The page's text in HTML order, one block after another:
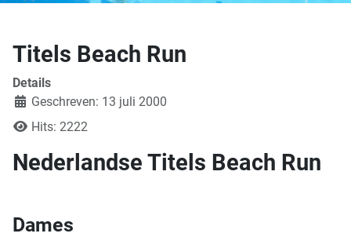
Titels Beach Run
Details
Geschreven: 13 juli 2000
Hits: 2222
Nederlandse Titels Beach Run
Dames